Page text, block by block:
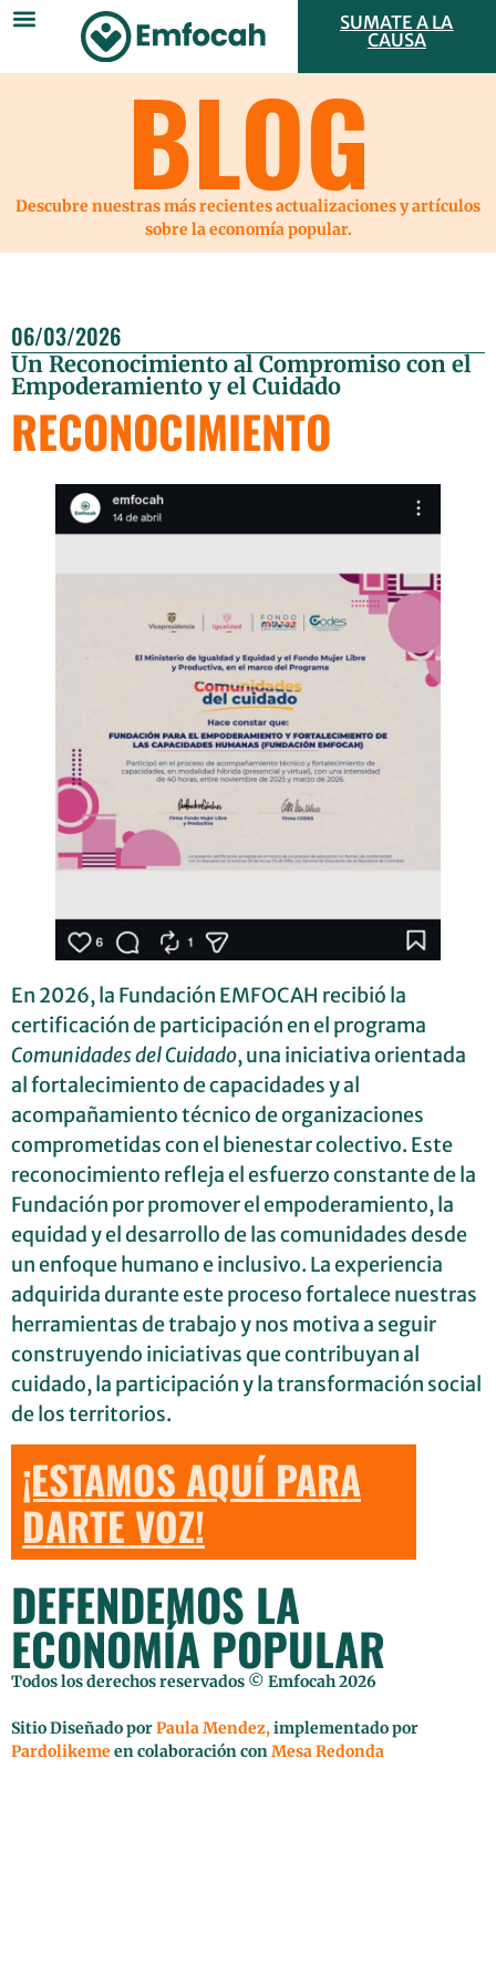
SUMATE A LA
CAUSA
BLOG
Descubre nuestras más recientes actualizaciones y artículos
sobre la economía popular.
06/03/2026
Un Reconocimiento al Compromiso con el
Empoderamiento y el Cuidado
RECONOCIMIENTO
En 2026, la Fundación EMFOCAH recibió la
certificación de participación en el programa
Comunidades del Cuidado, una iniciativa orientada
al fortalecimiento de capacidades y al
acompañamiento técnico de organizaciones
comprometidas con el bienestar colectivo. Este
reconocimiento refleja el esfuerzo constante de la
Fundación por promover el empoderamiento, la
equidad y el desarrollo de las comunidades desde
un enfoque humano e inclusivo. La experiencia
adquirida durante este proceso fortalece nuestras
herramientas de trabajo y nos motiva a seguir
construyendo iniciativas que contribuyan al
cuidado, la participación y la transformación social
de los territorios.
¡ESTAMOS AQUÍ PARA
DARTE VOZ!
DEFENDEMOS LA
ECONOMÍA POPULAR
Todos los derechos reservados © Emfocah 2026
Sitio Diseñado porPaula Mendez,implementado por
Pardolikeme en colaboración conMesa Redonda